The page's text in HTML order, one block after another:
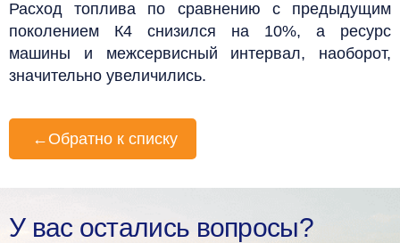
Расход топлива по сравнению с предыдущим
поколением К4 снизился на 10%, а ресурс
машины и межсервисный интервал, наоборот,
значительно увеличились.
← Обратно к списку
У вас остались вопросы?